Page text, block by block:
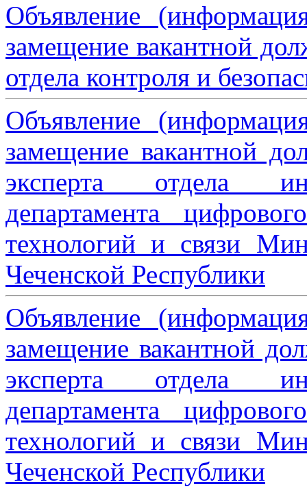
Объявление
замещение вакантной
отдела контроля и
Объявление
замещение вакантной
эксперта отдела
департамента
технологий и связи
Чеченской Республики
Объявление
замещение вакантной
эксперта отдела
департамента
технологий и связи
Чеченской Республики